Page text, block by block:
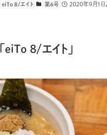
eiTo 8/エイト 第６号 2020年9月1日
eiTo 8/エイト」